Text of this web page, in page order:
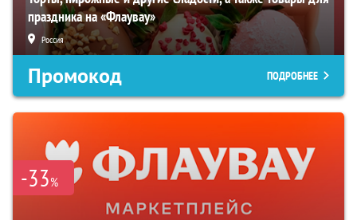
праздника на «Флаувау»
Россия
Промокод ПОДРОБНЕЕ
-33%